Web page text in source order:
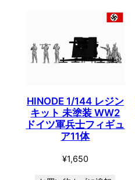
HINODE 1/144 レジン
キット 未塗装 WW2
ドイツ軍兵士フィギュ
ア11体
¥1,650